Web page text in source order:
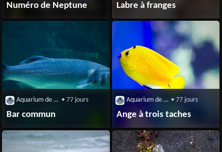
Numéro de Neptune
Labre à franges
Aquarium de Biarrtiz • 77 jours
Bar commun
Aquarium de Biarrtiz • 77 jours
Ange à trois taches